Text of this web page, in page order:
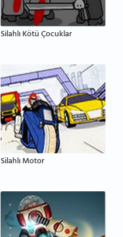
Silahlı Kötü Çocuklar
Silahlı Motor